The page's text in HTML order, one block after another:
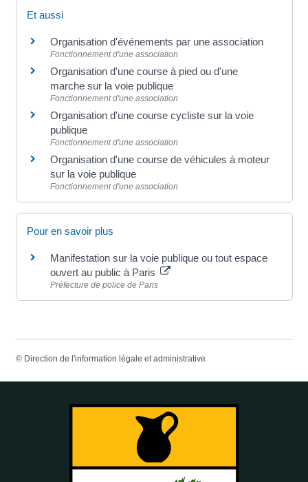
Et aussi
Organisation d'événements par une association
Fonctionnement d'une association
Organisation d'une course à pied ou d'une
marche sur la voie publique
Fonctionnement d'une association
Organisation d'une course cycliste sur la voie
publique
Fonctionnement d'une association
Organisation d'une course de véhicules à moteur
sur la voie publique
Fonctionnement d'une association
Pour en savoir plus
Manifestation sur la voie publique ou tout espace
ouvert au public à Paris
Préfecture de police de Paris
© Direction de l'information légale et administrative